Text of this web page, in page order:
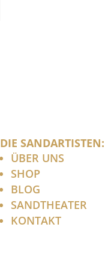
DIE SANDARTISTEN:
ÜBER UNS
SHOP
BLOG
SANDTHEATER
KONTAKT